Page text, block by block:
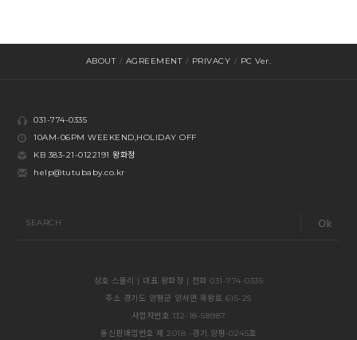
ABOUT / AGREEMENT / PRIVACY / PC Ver.
031-774-0335
10AM-06PM WEEKEND,HOLIDAY OFF
KB 383-21-0122191 왕화정
help@tutubaby.co.kr
SEARCH
상호 스몰리 | 대표 왕화정 | 전화 031-774-0335
주소 경기도 양평군 양서면 목왕로 615-25
사업자번호 132-18-58987
통신판매업번호 제 2018 -경기 양평-0245호